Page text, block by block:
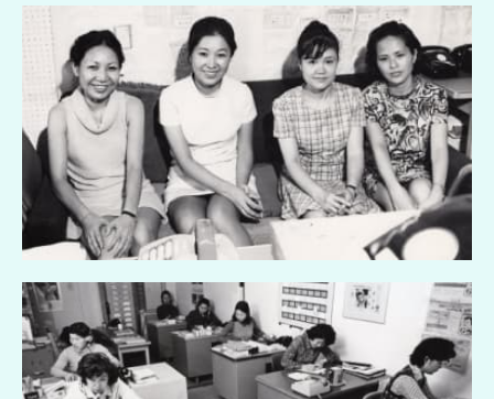
ー
の
会
を
つ
る
た
め
に